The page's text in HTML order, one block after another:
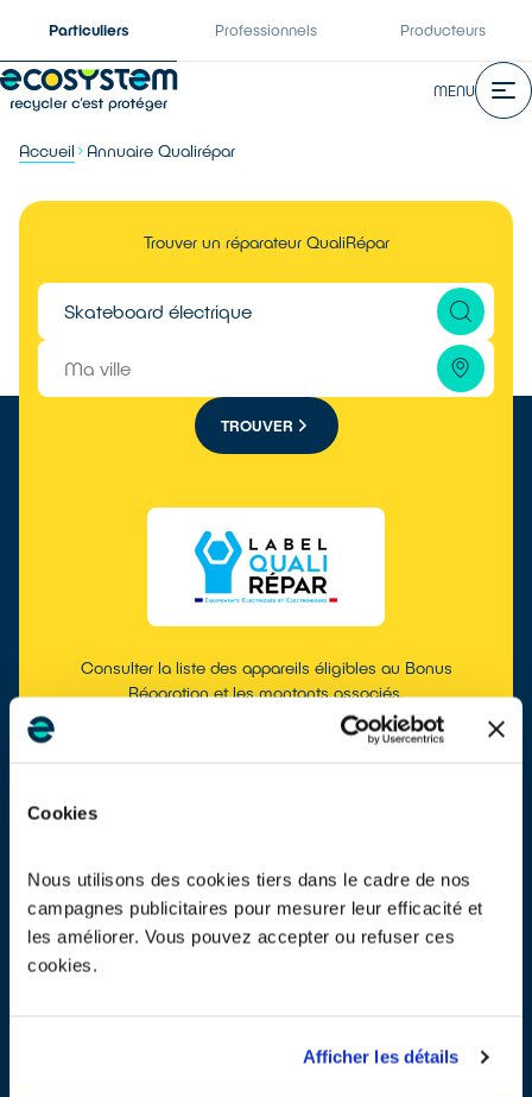
Cookies
Nous utilisons des cookies tiers dans le cadre de nos
campagnes publicitaires pour mesurer leur efficacité et
les améliorer. Vous pouvez accepter ou refuser ces
cookies.
Afficher les détails
Particuliers Professionnels Producteurs
MENU
Accueil Annuaire Qualirépar
Trouver un réparateur QualiRépar
TROUVER
Consulter la liste des appareils éligibles au Bonus
Réparation et les montants associés.
MASQUER LA RECHERCHE
Consulter les montants des Bonus Réparation